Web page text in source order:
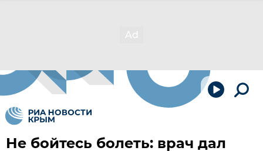
Не бойтесь болеть: врач дал